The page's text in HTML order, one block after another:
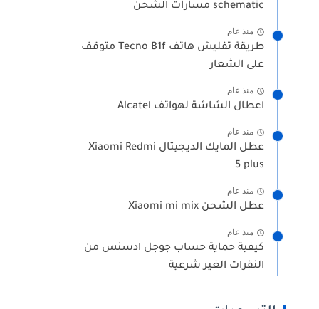
schematic مسارات الشحن
منذ عام
طريقة تفليش هاتف Tecno B1f متوقف
على الشعار
منذ عام
اعطال الشاشة لهواتف Alcatel
منذ عام
عطل المايك الديجيتال Xiaomi Redmi
5 plus
منذ عام
عطل الشحن Xiaomi mi mix
منذ عام
كيفية حماية حساب جوجل ادسنس من
النقرات الغير شرعية